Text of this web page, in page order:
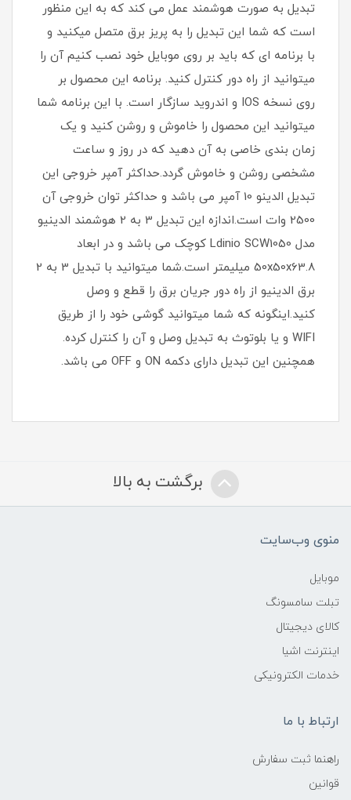
تبدیل به صورت هوشمند عمل می کند که به این منظور
است که شما این تبدیل را به پریز برق متصل میکنید و
با برنامه ای که باید بر روی موبایل خود نصب کنیم آن را
میتوانید از راه دور کنترل کنید. برنامه این محصول بر
روی نسخه IOS و اندروید سازگار است. با این برنامه شما
میتوانید این محصول را خاموش و روشن کنید و یک
زمان بندی خاصی به آن دهید که در روز و ساعت
مشخصی روشن و خاموش گردد.حداکثر آمپر خروجی این
تبدیل الدینو 10 آمپر می باشد و حداکثر توان خروجی آن
2500 وات است.اندازه این تبدیل 3 به 2 هوشمند الدینیو
مدل Ldinio SCW1050 کوچک می باشد و در ابعاد
50x50x63.8 میلیمتر است.شما میتوانید با تبدیل 3 به 2
برق الدینیو از راه دور جریان برق را قطع و وصل
کنید.اینگونه که شما میتوانید گوشی خود را از طریق
WIFI و یا بلوتوث به تبدیل وصل و آن را کنترل کرده.
همچنین این تبدیل دارای دکمه ON و OFF می باشد.
برگشت به بالا
منوی وب‌سایت
موبایل
تبلت سامسونگ
کالای دیجیتال
اینترنت اشیا
خدمات الکترونیکی
ارتباط با ما
راهنما ثبت سفارش
قوانین